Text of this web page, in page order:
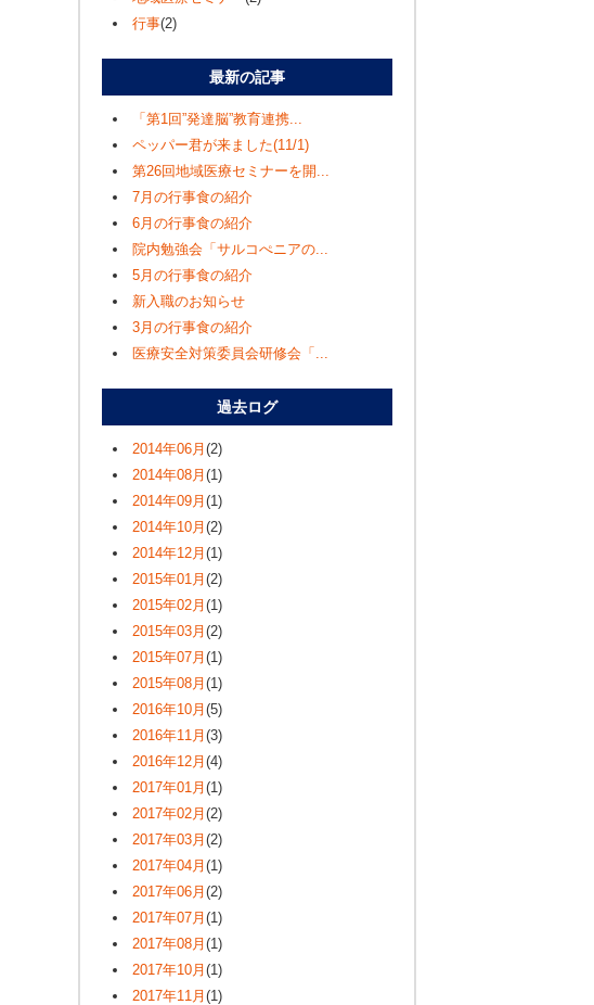
行事(2)
最新の記事
「第1回”発達脳”教育連携...
ペッパー君が来ました(11/1)
第26回地域医療セミナーを開...
7月の行事食の紹介
6月の行事食の紹介
院内勉強会「サルコぺニアの...
5月の行事食の紹介
新入職のお知らせ
3月の行事食の紹介
医療安全対策委員会研修会「...
過去ログ
2014年06月 (2)
2014年08月 (1)
2014年09月 (1)
2014年10月 (2)
2014年12月 (1)
2015年01月 (2)
2015年02月 (1)
2015年03月 (2)
2015年07月 (1)
2015年08月 (1)
2016年10月 (5)
2016年11月 (3)
2016年12月 (4)
2017年01月 (1)
2017年02月 (2)
2017年03月 (2)
2017年04月 (1)
2017年06月 (2)
2017年07月 (1)
2017年08月 (1)
2017年10月 (1)
2017年11月 (1)